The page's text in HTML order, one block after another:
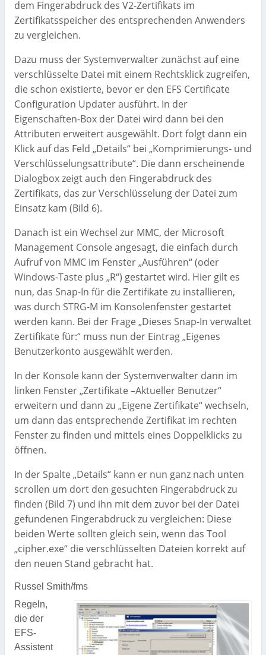
dem Fingerabdruck des V2-Zertifikats im
Zertifikatsspeicher des entsprechenden Anwenders
zu vergleichen.
Dazu muss der Systemverwalter zunächst auf eine
verschlüsselte Datei mit einem Rechtsklick zugreifen,
die schon existierte, bevor er den EFS Certificate
Configuration Updater ausführt. In der
Eigenschaften-Box der Datei wird dann bei den
Attributen erweitert ausgewählt. Dort folgt dann ein
Klick auf das Feld „Details“ bei „Komprimierungs- und
Verschlüsselungsattribute“. Die dann erscheinende
Dialogbox zeigt auch den Fingerabdruck des
Zertifikats, das zur Verschlüsselung der Datei zum
Einsatz kam (Bild 6).
Danach ist ein Wechsel zur MMC, der Microsoft
Management Console angesagt, die einfach durch
Aufruf von MMC im Fenster „Ausführen“ (oder
Windows-Taste plus „R“) gestartet wird. Hier gilt es
nun, das Snap-In für die Zertifikate zu installieren,
was durch STRG-M im Konsolenfenster gestartet
werden kann. Bei der Frage „Dieses Snap-In verwaltet
Zertifikate für:“ muss nun der Eintrag „Eigenes
Benutzerkonto ausgewählt werden.
In der Konsole kann der Systemverwalter dann im
linken Fenster „Zertifikate –Aktueller Benutzer“
erweitern und dann zu „Eigene Zertifikate“ wechseln,
um dann das entsprechende Zertifikat im rechten
Fenster zu finden und mittels eines Doppelklicks zu
öffnen.
In der Spalte „Details“ kann er nun ganz nach unten
scrollen um dort den gesuchten Fingerabdruck zu
finden (Bild 7) und ihn mit dem zuvor bei der Datei
gefundenen Fingerabdruck zu vergleichen: Diese
beiden Werte sollten gleich sein, wenn das Tool
„cipher.exe“ die verschlüsselten Dateien korrekt auf
den neuen Stand gebracht hat.
Russel Smith/fms
Regeln,
die der
EFS-
Assistent